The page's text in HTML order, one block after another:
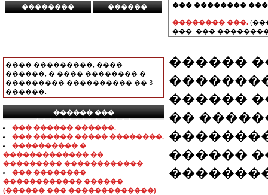
���� ���������, ����
������, � ���� �������� �
��������� ���������� �� 3
������.
������ ���
���������������
��� ������ ������.
��� ������ ����� ��������.
���������� �
������������� ��
��������� ������������
��� ��������
������������ ������
(������ ��� �������������)
��� ��������
�������� ���.
���, ���
������
������
��
������